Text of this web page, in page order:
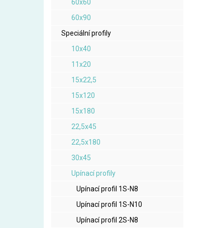
60x60
60x90
Speciální profily
10x40
11x20
15x22,5
15x120
15x180
22,5x45
22,5x180
30x45
Upínací profily
Upínací profil 1S-N8
Upínací profil 1S-N10
Upínací profil 2S-N8